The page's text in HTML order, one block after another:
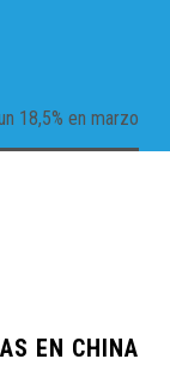
18,5% en marzo
EN CHINA